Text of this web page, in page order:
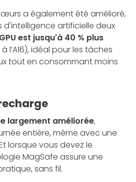
a également été amélioré,
artificielle deux
GPU est jusqu'à 40 % plus
l’A16), idéal pour les tâches
tout en consommant moins
largement améliorée,
entière, même avec une
lorsque vous devez le
MagSafe assure une
sans fil.